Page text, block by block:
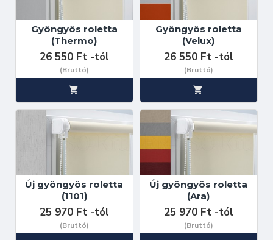
Gyöngyös roletta
(Thermo)
26 550 Ft -tól
(Bruttó)
Gyöngyös roletta
(Velux)
26 550 Ft -tól
(Bruttó)
Új gyöngyös roletta
(1101)
25 970 Ft -tól
(Bruttó)
Új gyöngyös roletta
(Ara)
25 970 Ft -tól
(Bruttó)